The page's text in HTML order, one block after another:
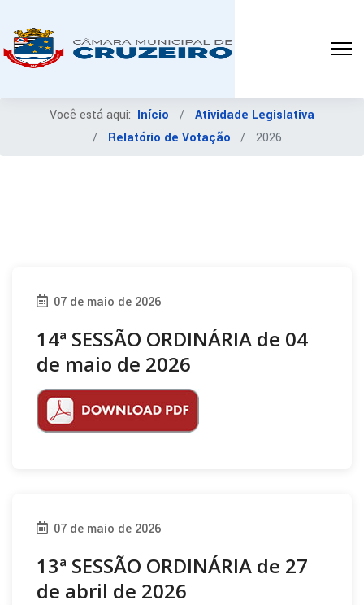
Você está aqui: Início
Atividade Legislativa
Relatório de Votação
2026
07 de maio de 2026
14ª SESSÃO ORDINÁRIA de 04
de maio de 2026
07 de maio de 2026
13ª SESSÃO ORDINÁRIA de 27
de abril de 2026